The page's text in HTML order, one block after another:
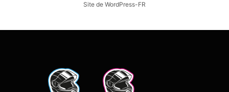
Site de WordPress-FR